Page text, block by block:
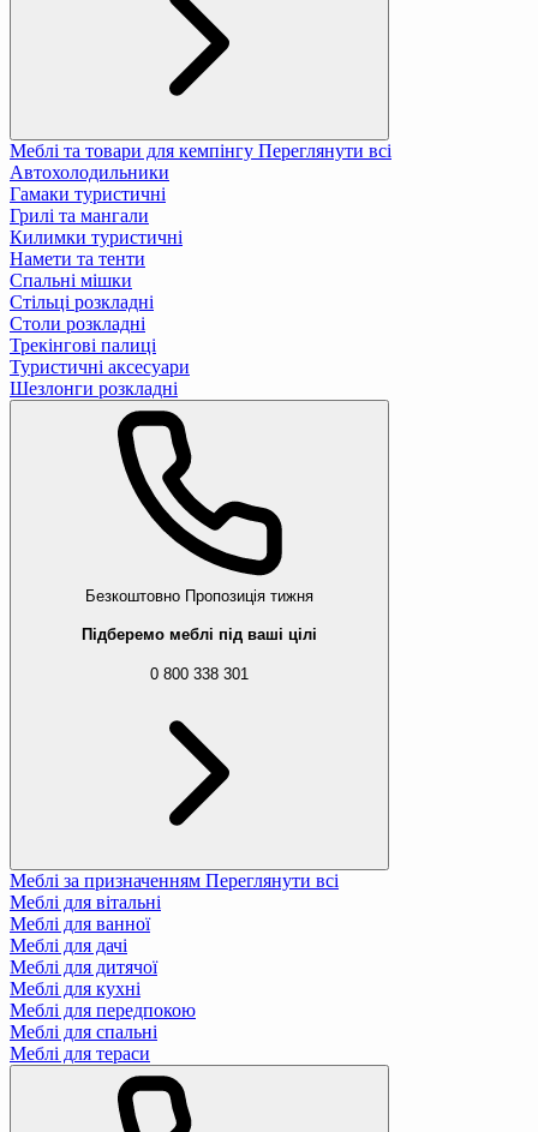
Меблі та товари для кемпінгу Переглянути всі
Автохолодильники
Гамаки туристичні
Грилі та мангали
Килимки туристичні
Намети та тенти
Спальні мішки
Стільці розкладні
Столи розкладні
Трекінгові палиці
Туристичні аксесуари
Шезлонги розкладні
Безкоштовно Пропозиція тижня
Підберемо меблі під ваші цілі
0 800 338 301
Меблі за призначенням Переглянути всі
Меблі для вітальні
Меблі для ванної
Меблі для дачі
Меблі для дитячої
Меблі для кухні
Меблі для передпокою
Меблі для спальні
Меблі для тераси